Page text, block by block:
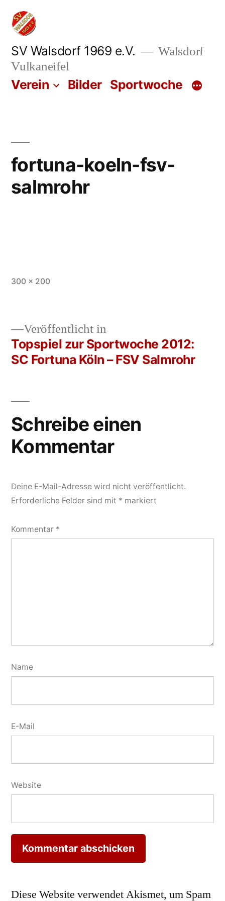
Zum
Inhalt
springen
SV Walsdorf 1969 e.V.
Walsdorf
Vulkaneifel
Verein Bilder Sportwoche
fortuna-koeln-fsv-
salmrohr
Vollständige
300 × 200
Beitrags-
Veröffentlicht in
Topspiel zur Sportwoche 2012:
SC Fortuna Köln – FSV Salmrohr
Schreibe einen
Kommentar
Deine E-Mail-Adresse wird nicht veröffentlicht.
Erforderliche Felder sind mit * markiert
Kommentar *
Name
E-Mail
Website
Diese Website verwendet Akismet, um Spam